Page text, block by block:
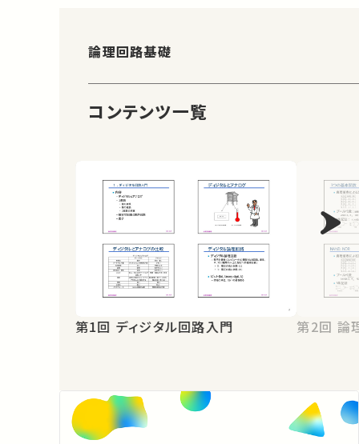
論理回路基礎
コンテンツ一覧
第1回 ディジタル回路入門 第2